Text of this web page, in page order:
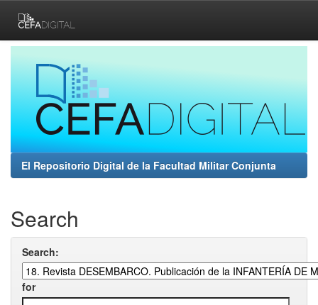
navigation
El Repositorio Digital de la Facultad Militar Conjunta
Search
Search:
for